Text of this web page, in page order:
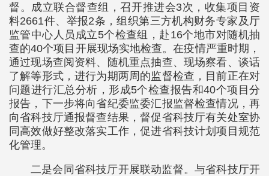
督。成立联合督查组，召开推进会3次，收集项目资
料2661件、举报2条，组织第三方机构财务专家及厅
监管中心人员成立5个检查组，赴16个地市对随机抽
查的40个项目开展现场实地检查。在疫情严重时期，
通过现场查阅资料、随机重点抽查、现场察看、谈话
了解等形式，进行为期两周的监督检查，目前正在对
问题进行汇总分析，形成5个检查报告和40个项目分
报告，下一步将向省纪委监委汇报监督检查情况，再
向省科技厅通报督查结果，督促省科技厅有关处室协
同高效做好整改落实工作，促进省科技计划项目规范
化管理。
二是会同省科技厅开展联动监督。与省科技厅开